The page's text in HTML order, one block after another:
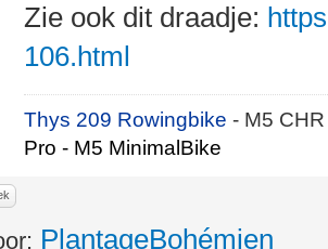
Zie ook dit draadje:
106.html
Thys 209 Rowingbike- M5
Pro - M5 MinimalBike
PlantageBohémien